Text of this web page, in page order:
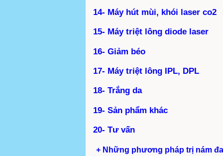
14- Máy hút mùi, khói laser co2
15- Máy triệt lông diode laser
16- Giảm béo
17- Máy triệt lông IPL, DPL
18- Trắng da
19- Sản phẩm khác
20- Tư vấn
+ Những phương pháp trị nám